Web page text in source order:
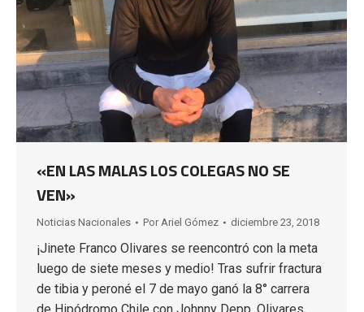
«EN LAS MALAS LOS COLEGAS NO SE
VEN»
Noticias Nacionales Por Ariel Gómez diciembre 23, 2018
¡Jinete Franco Olivares se reencontró con la meta
luego de siete meses y medio! Tras sufrir fractura
de tibia y peroné el 7 de mayo ganó la 8° carrera